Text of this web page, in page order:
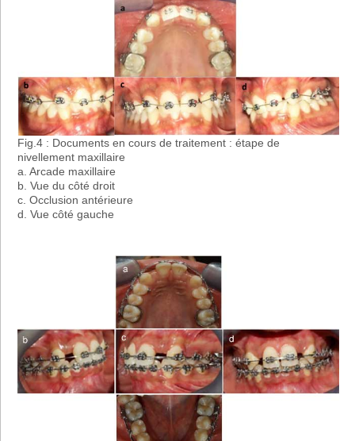
Fig.4 : Documents en cours de traitement : étape de
nivellement maxillaire
a. Arcade maxillaire
b. Vue du côté droit
c. Occlusion antérieure
d. Vue côté gauche